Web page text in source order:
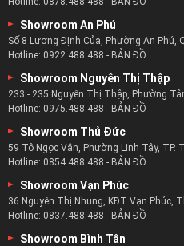
Showroom An Phú
Số 8 Lương Định Của, Phường An Phú,
Hotline: 0922.488.488 - BẢN ĐỒ
Showroom Nguyễn Thị Thập
233 - 235 Nguyễn Thị Thập, Phường
Hotline: 0975.488.488 - BẢN ĐỒ
Showroom Thủ Đức
59 Tô Ngọc Vân, Phường Linh Tây, TP.
Hotline: 0854.488.488 - BẢN ĐỒ
Showroom Vạn Phúc
36 Nguyễn Thị Nhung, KĐT Vạn Phúc,
Hotline: 0837.488.488 - BẢN ĐỒ
Showroom Bình Tân